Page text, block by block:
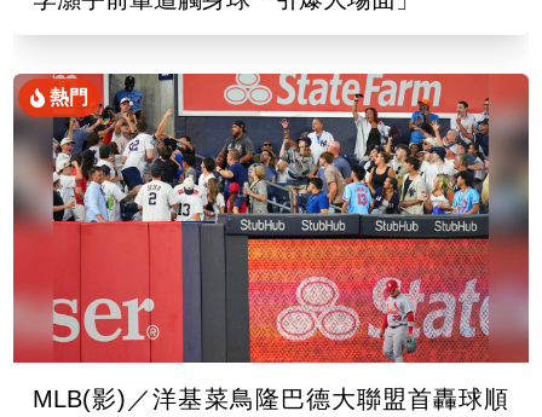
熱門
MLB(影)／洋基菜鳥隆巴德大聯盟首轟球順